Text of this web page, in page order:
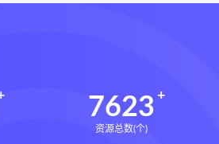
7623
资源总数(个)